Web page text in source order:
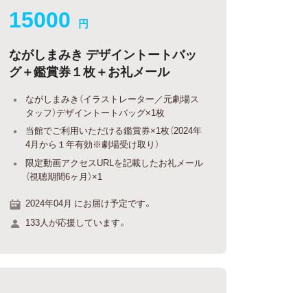
15000 円
ながしまみき デザイントートバッ
グ＋鑑賞券１枚＋お礼メール
ながしまみき（イラストレーター／元劇場ス
タッフ）デザイントートバッグ×1枚
当館でご利用いただける鑑賞券×1枚（2024年
4月から１年有効※劇場受け取り）
限定動画アクセスURLを記載したお礼メール
（視聴期間6ヶ月）×1
2024年04月 にお届け予定です。
133人が応援しています。